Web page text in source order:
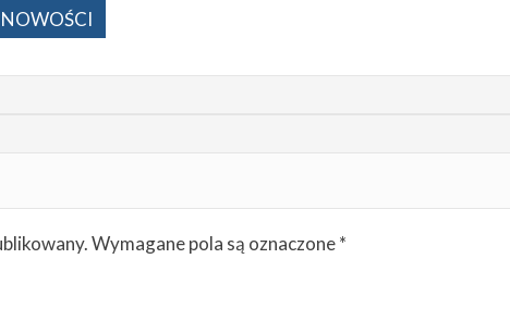
Wymagane pola są oznaczone*